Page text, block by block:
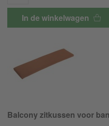
In de winkelwagen
Balcony zitkussen voor